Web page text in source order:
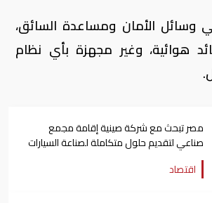
وسائل الأمان ومساعدة السائق،
هوائية، وغير مجهزة بأي نظام
مصر تبحث مع شركة صينية إقامة مجمع
صناعي لتقديم حلول متكاملة لصناعة السيارات
اقتصاد